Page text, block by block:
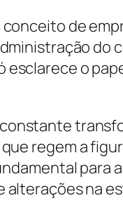
de
do
o
regem a
para
alterações na